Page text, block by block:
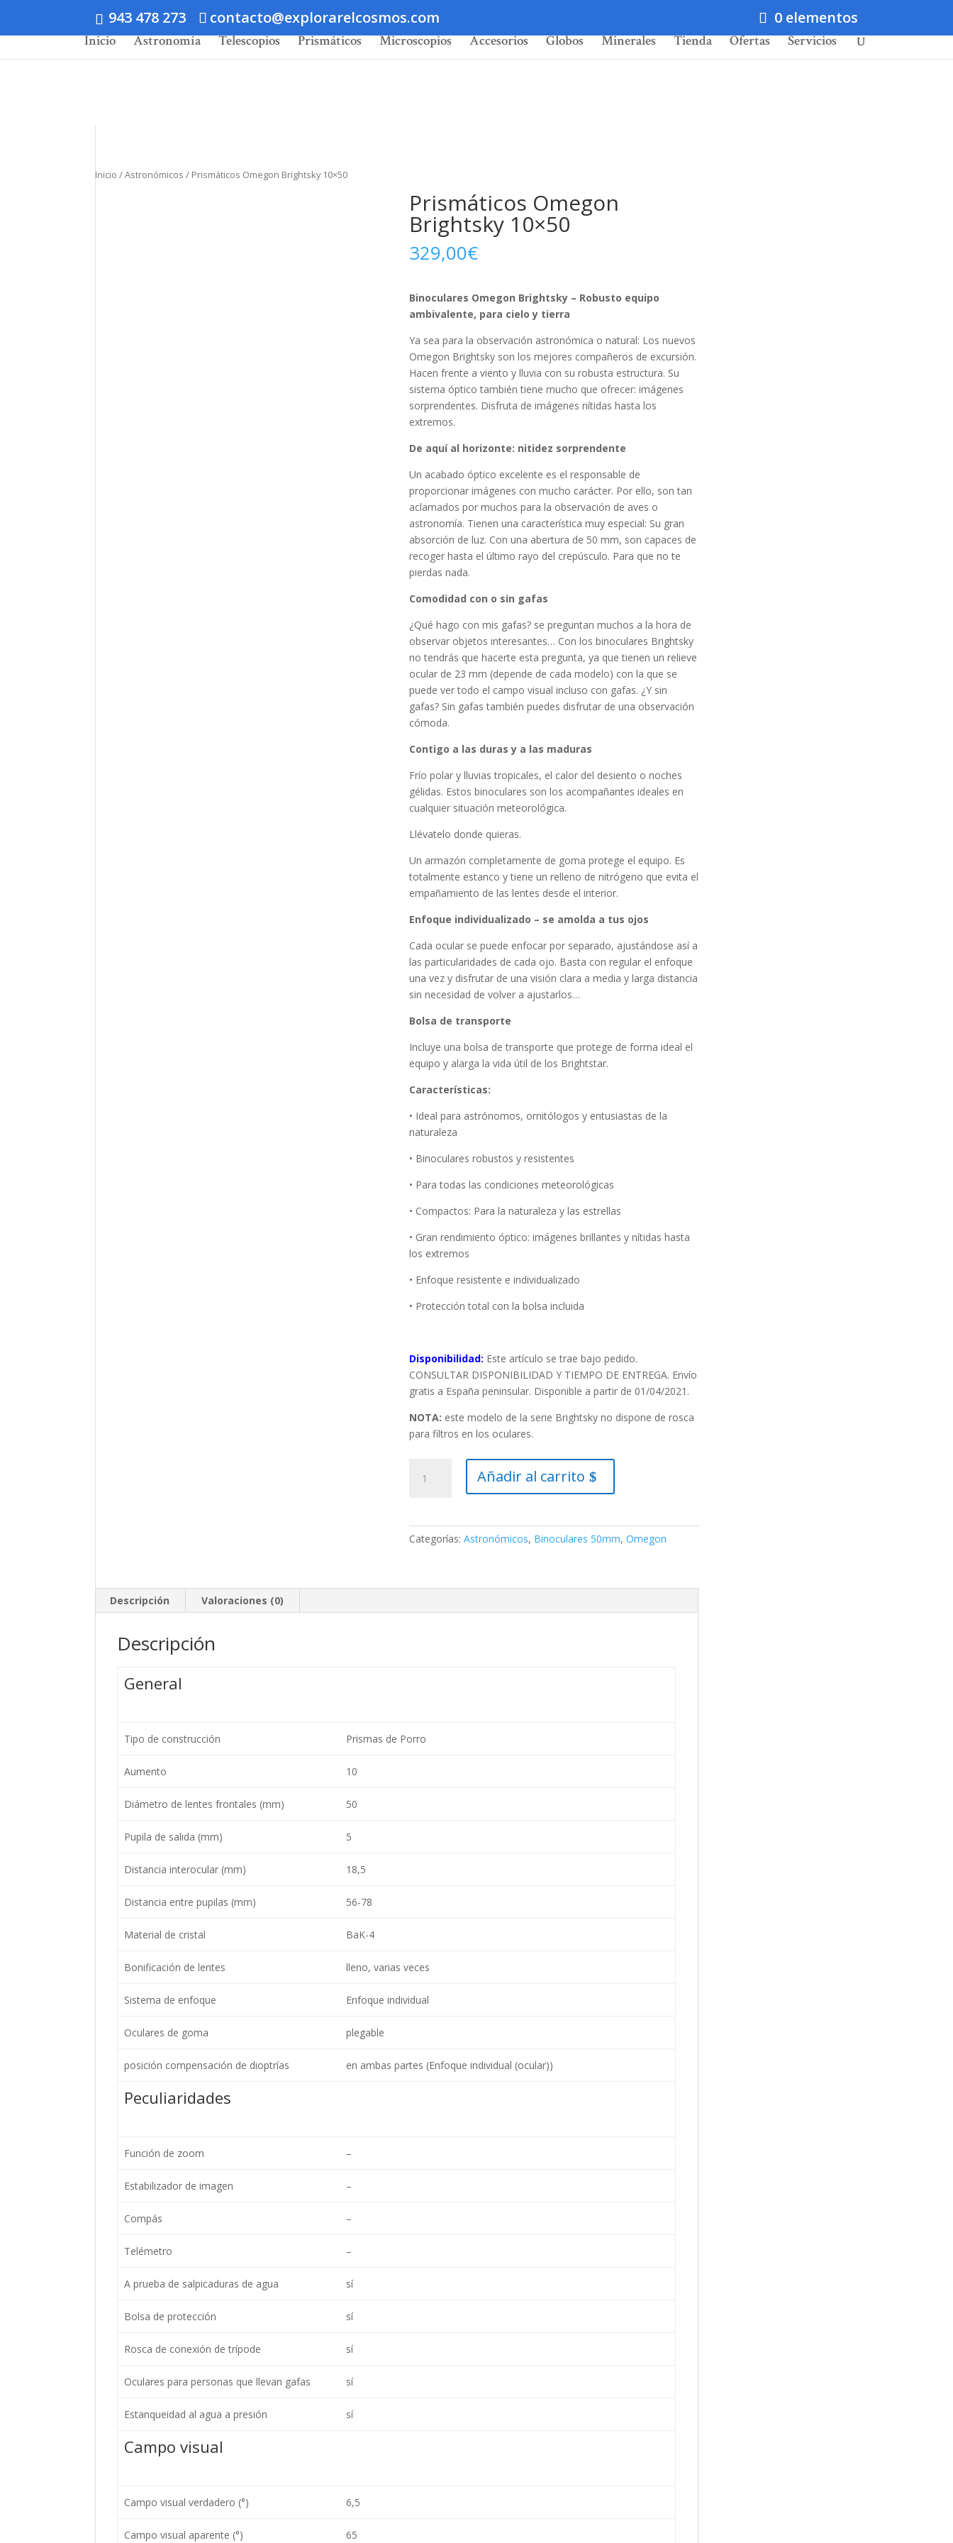
943 478 273 contacto@explorarelcosmos.com 0 elementos
Inicio Astronomía Telescopios Prismáticos Microscopios Accesorios Globos Minerales Tienda Ofertas Servicios
Inicio /Astronómicos / Prismáticos Omegon Brightsky 10×50
Prismáticos Omegon
Brightsky 10×50
329,00€
Binoculares Omegon Brightsky – Robusto equipo
ambivalente, para cielo y tierra
Ya sea para la observación astronómica o natural: Los nuevos
Omegon Brightsky son los mejores compañeros de excursión.
Hacen frente a viento y lluvia con su robusta estructura. Su
sistema óptico también tiene mucho que ofrecer: imágenes
sorprendentes. Disfruta de imágenes nítidas hasta los
extremos.
De aquí al horizonte: nitidez sorprendente
Un acabado óptico excelente es el responsable de
proporcionar imágenes con mucho carácter. Por ello, son tan
aclamados por muchos para la observación de aves o
astronomía. Tienen una característica muy especial: Su gran
absorción de luz. Con una abertura de 50 mm, son capaces de
recoger hasta el último rayo del crepúsculo. Para que no te
pierdas nada.
Comodidad con o sin gafas
¿Qué hago con mis gafas? se preguntan muchos a la hora de
observar objetos interesantes… Con los binoculares Brightsky
no tendrás que hacerte esta pregunta, ya que tienen un relieve
ocular de 23 mm (depende de cada modelo) con la que se
puede ver todo el campo visual incluso con gafas. ¿Y sin
gafas? Sin gafas también puedes disfrutar de una observación
cómoda.
Contigo a las duras y a las maduras
Frío polar y lluvias tropicales, el calor del desiento o noches
gélidas. Estos binoculares son los acompañantes ideales en
cualquier situación meteorológica.
Llévatelo donde quieras.
Un armazón completamente de goma protege el equipo. Es
totalmente estanco y tiene un relleno de nitrógeno que evita el
empañamiento de las lentes desde el interior.
Enfoque individualizado – se amolda a tus ojos
Cada ocular se puede enfocar por separado, ajustándose así a
las particularidades de cada ojo. Basta con regular el enfoque
una vez y disfrutar de una visión clara a media y larga distancia
sin necesidad de volver a ajustarlos…
Bolsa de transporte
Incluye una bolsa de transporte que protege de forma ideal el
equipo y alarga la vida útil de los Brightstar.
Características:
• Ideal para astrónomos, ornitólogos y entusiastas de la
naturaleza
• Binoculares robustos y resistentes
• Para todas las condiciones meteorológicas
• Compactos: Para la naturaleza y las estrellas
• Gran rendimiento óptico: imágenes brillantes y nítidas hasta
los extremos
• Enfoque resistente e individualizado
• Protección total con la bolsa incluida
Disponibilidad: Este artículo se trae bajo pedido.
CONSULTAR DISPONIBILIDAD Y TIEMPO DE ENTREGA. Envío
gratis a España peninsular. Disponible a partir de 01/04/2021.
NOTA: este modelo de la serie Brightsky no dispone de rosca
para filtros en los oculares.
Omegon
cantidad
Añadir al carrito
Categorías: Astronómicos, Binoculares 50mm, Omegon
Descripción Valoraciones (0)
Descripción
General
Tipo de construcción Prismas de Porro
Aumento 10
Diámetro de lentes frontales (mm) 50
Pupila de salida (mm) 5
Distancia interocular (mm) 18,5
Distancia entre pupilas (mm) 56-78
Material de cristal BaK-4
Bonificación de lentes lleno, varias veces
Sistema de enfoque Enfoque individual
Oculares de goma plegable
posición compensación de dioptrías en ambas partes (Enfoque individual (ocular))
Peculiaridades
Función de zoom –
Estabilizador de imagen –
Compás –
Telémetro –
A prueba de salpicaduras de agua sí
Bolsa de protección sí
Rosca de conexión de trípode sí
Oculares para personas que llevan gafas sí
Estanqueidad al agua a presión sí
Campo visual
Campo visual verdadero (°) 6,5
Campo visual aparente (°) 65